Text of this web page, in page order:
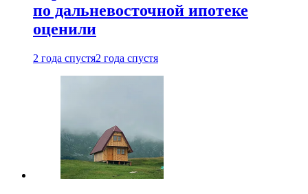
по дальневосточной ипотеке
оценили
2 года спустя2 года спустя